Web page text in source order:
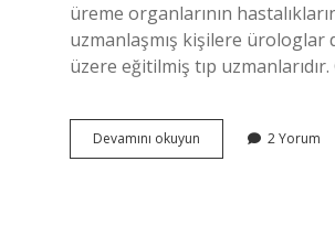
üreme organlarının
uzmanlaşmış kişilere ürologlar
üzere eğitilmiş tıp
Devamını okuyun Cinsellikle
Ilgili
2 Yorum